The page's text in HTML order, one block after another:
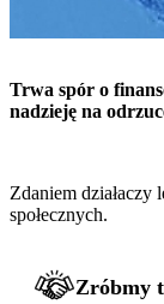
Trwa spór o
nadzieję na
Zdaniem
społecznych.
Zróbmy